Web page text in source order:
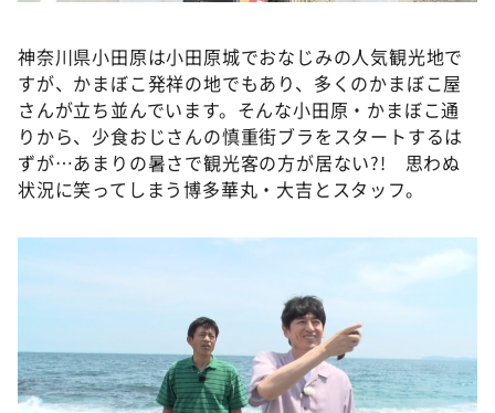
アナ回覧板
神奈川県小田原は小田原城でおなじみの人気観光地で
すが、かまぼこ発祥の地でもあり、多くのかまぼこ屋
さんが立ち並んでいます。そんな小田原・かまぼこ通
りから、少食おじさんの慎重街ブラをスタートするは
ずが…あまりの暑さで観光客の方が居ない?! 思わぬ
状況に笑ってしまう博多華丸・大吉とスタッフ。